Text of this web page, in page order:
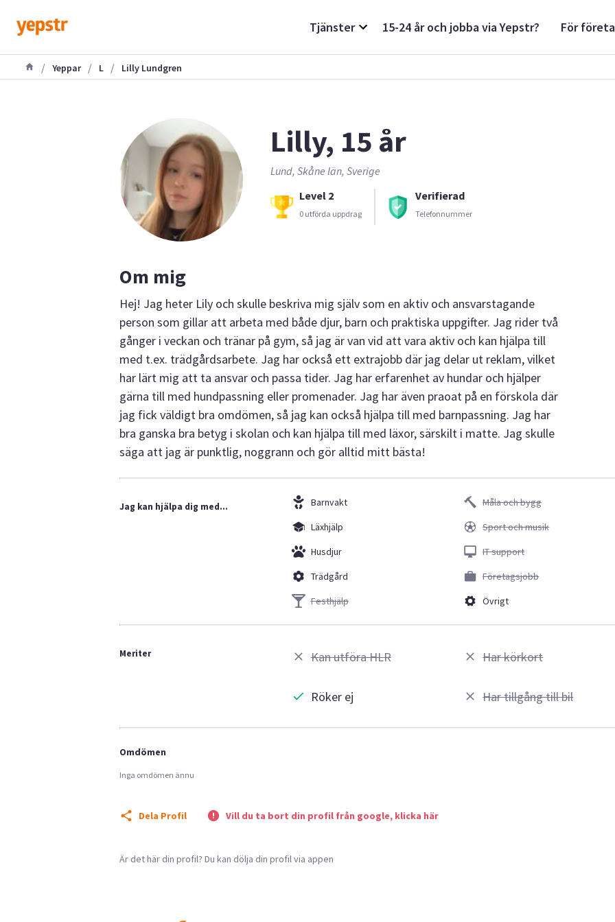
Tjänster 15-24 år och jobba via Yepstr? För
/ Yeppar / L / Lilly Lundgren
Lilly, 15 år
Lund, Skåne län, Sverige
Level 2
0 utförda uppdrag
Verifierad
Telefonnummer
Om mig
Hej! Jag heter Lily och skulle beskriva mig själv som en aktiv och ansvarstagande
person som gillar att arbeta med både djur, barn och praktiska uppgifter. Jag rider två
gånger i veckan och tränar på gym, så jag är van vid att vara aktiv och kan hjälpa till
med t.ex. trädgårdsarbete. Jag har också ett extrajobb där jag delar ut reklam, vilket
har lärt mig att ta ansvar och passa tider. Jag har erfarenhet av hundar och hjälper
gärna till med hundpassning eller promenader. Jag har även praoat på en förskola där
jag fick väldigt bra omdömen, så jag kan också hjälpa till med barnpassning. Jag har
bra ganska bra betyg i skolan och kan hjälpa till med läxor, särskilt i matte. Jag skulle
säga att jag är punktlig, noggrann och gör alltid mitt bästa!
Jag kan hjälpa dig med...
Barnvakt
Läxhjälp
Husdjur
Trädgård
Festhjälp
Måla och bygg
Sport och musik
IT support
Företagsjobb
Övrigt
Meriter Kan utföra HLR
Röker ej
Har körkort
Har tillgång till bil
Omdömen
Inga omdömen ännu
Dela Profil Vill du ta bort din profil från google, klicka här
Är det här din profil? Du kan dölja din profil via appen